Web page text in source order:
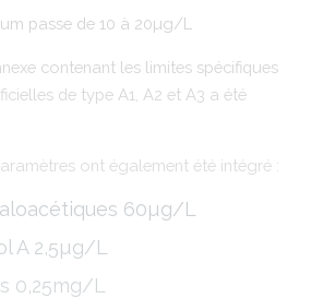
passe de 10 à 20µg/L
contenant les limites spécifiques
de type A1, A2 et A3 a été
ont également été intégré :
60µg/L
A 2,5µg/L
0,25mg/L